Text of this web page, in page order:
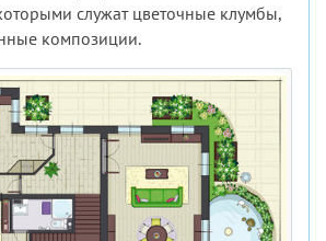
служат цветочные клумбы,
композиции.